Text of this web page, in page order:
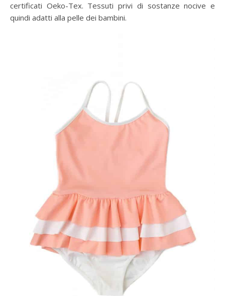
certificati Oeko-Tex. Tessuti privi di sostanze nocive e
quindi adatti alla pelle dei bambini.